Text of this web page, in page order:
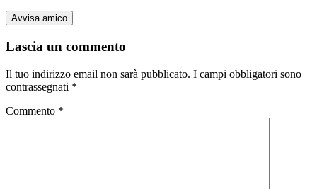
Lascia un commento
Il tuo indirizzo email non sarà pubblicato. I campi obbligatori sono
contrassegnati *
Commento *